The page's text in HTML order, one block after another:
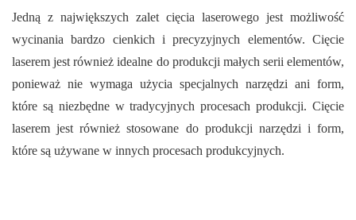
Jedną z największych zalet cięcia laserowego jest możliwość
wycinania bardzo cienkich i precyzyjnych elementów. Cięcie
laserem jest również idealne do produkcji małych serii elementów,
ponieważ nie wymaga użycia specjalnych narzędzi ani form,
które są niezbędne w tradycyjnych procesach produkcji. Cięcie
laserem jest również stosowane do produkcji narzędzi i form,
które są używane w innych procesach produkcyjnych.